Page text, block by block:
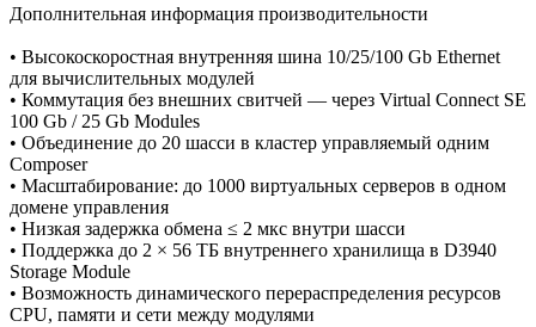
Дополнительная информация производительности
• Высокоскоростная внутренняя шина 10/25/100 Gb Ethernet
для вычислительных модулей
• Коммутация без внешних свитчей — через Virtual Connect SE
100 Gb / 25 Gb Modules
• Объединение до 20 шасси в кластер управляемый одним
Composer
• Масштабирование: до 1000 виртуальных серверов в одном
домене управления
• Низкая задержка обмена ≤ 2 мкс внутри шасси
• Поддержка до 2 × 56 ТБ внутреннего хранилища в D3940
Storage Module
• Возможность динамического перераспределения ресурсов
CPU, памяти и сети между модулями